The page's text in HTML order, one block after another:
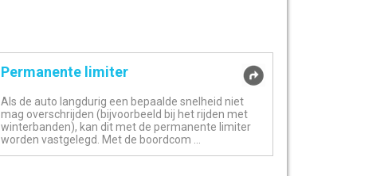
Permanente limiter
Als de auto langdurig een bepaalde snelheid niet
mag overschrijden (bijvoorbeeld bij het rijden met
winterbanden), kan dit met de permanente limiter
worden vastgelegd. Met de boordcom ...